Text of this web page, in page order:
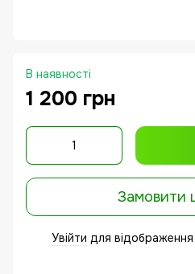
В наявності
1 200 грн
Замовити
Увійти для відображення